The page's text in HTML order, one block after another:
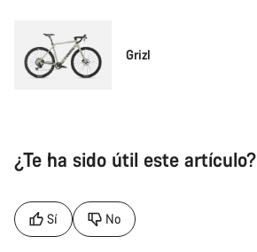
Grizl
¿Te ha sido útil este artículo?
Sí No